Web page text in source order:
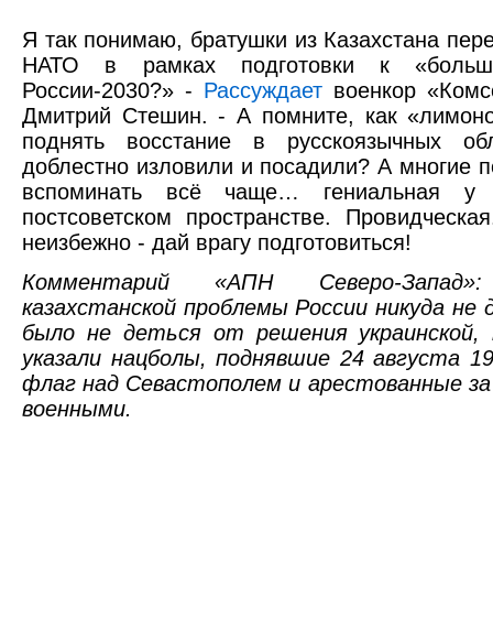
Я так понимаю, братушки из Казахстана
НАТО в рамках подготовки к
России-2030?» - Рассуждает военкор
Дмитрий Стешин. - А помните, как
поднять восстание в русскоязычных
доблестно изловили и посадили? А многие
вспоминать всё чаще… гениальная
постсоветском пространстве.
неизбежно - дай врагу подготовиться!
Комментарий «АПН Северо-
казахстанской проблемы России никуда не
было не деться от решения
указали нацболы, поднявшие 24 августа
флаг над Севастополем и арестованные
военными.